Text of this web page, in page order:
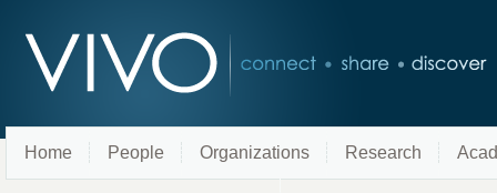
Home People Organizations Research